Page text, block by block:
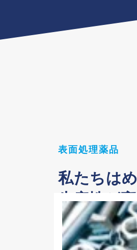
表面処理薬品
私たちは
生産性が
た製品を